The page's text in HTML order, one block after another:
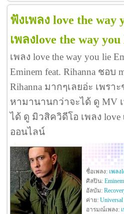
ฟังเพลง love the way
เพลงlove the way you
เพลง love the way you lie
Eminem feat. Rihanna ชอบ
Rihanna มากๆเลยอ่ะ เพราะ
หามานานกว่าจะได้ ดู MV เ
ได้ ดู มิวสิควิดีโอ เพลง love
ออนไลน์
ชื่อเพลง: เพลง
ศิลปิน:
อัลบัม:
ค่าย:
อารมณ์เพลง: